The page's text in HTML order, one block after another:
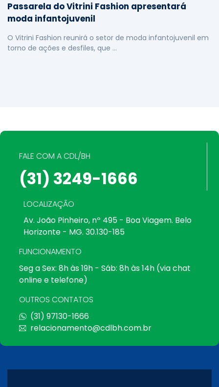
Passarela do Vitrini Fashion apresentará
moda infantojuvenil
O Vitrini Fashion reunirá o setor de moda infantojuvenil em
torno de ações e desfiles, que …
FALE COM A CDL/BH
(31) 3249-1666
LOCALIZAÇÃO
Av. João Pinheiro, nº 495 - Boa Viagem. Belo
Horizonte - MG. 30.130-185
FUNCIONAMENTO
Seg a Sex: 8h às 19h - Sáb: 8h às 14h (via chat
online e telefone)
OUTROS CONTATOS
(31) 97130-1666
relacionamento@cdlbh.com.br